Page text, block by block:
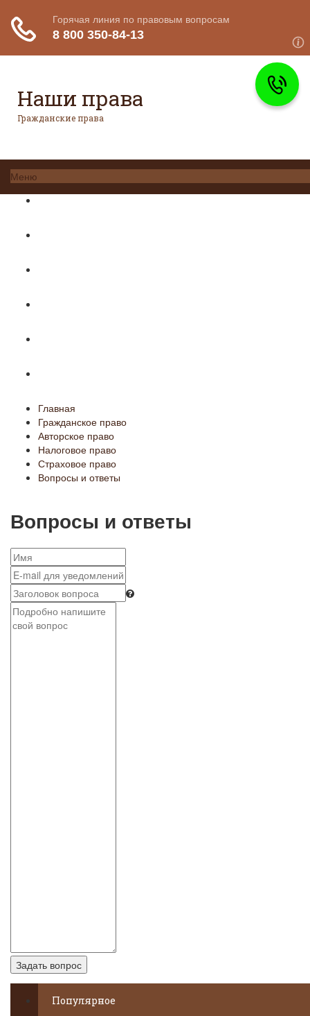
Наши права
Гражданские права
Меню
Главная
Гражданское право
Авторское право
Налоговое право
Страховое право
Вопросы и ответы
Вопросы и ответы
Популярное